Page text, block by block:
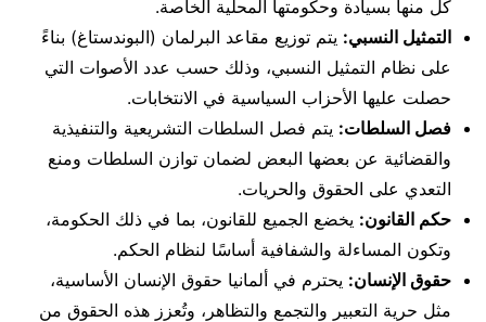
كل منها بسيادة وحكومتها المحلية الخاصة.
التمثيل النسبي: يتم توزيع مقاعد البرلمان (البوندستاغ) بناءً
على نظام التمثيل النسبي، وذلك حسب عدد الأصوات التي
حصلت عليها الأحزاب السياسية في الانتخابات.
فصل السلطات: يتم فصل السلطات التشريعية والتنفيذية
والقضائية عن بعضها البعض لضمان توازن السلطات ومنع
التعدي على الحقوق والحريات.
حكم القانون: يخضع الجميع للقانون، بما في ذلك الحكومة،
وتكون المساءلة والشفافية أساسًا لنظام الحكم.
حقوق الإنسان: يحترم في ألمانيا حقوق الإنسان الأساسية،
مثل حرية التعبير والتجمع والتظاهر، وتُعزز هذه الحقوق من